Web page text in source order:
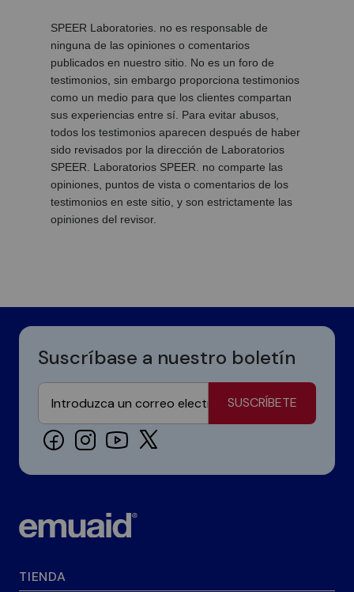
SPEER Laboratories. no es responsable de
ninguna de las opiniones o comentarios
publicados en nuestro sitio. No es un foro de
testimonios, sin embargo proporciona testimonios
como un medio para que los clientes compartan
sus experiencias entre sí. Para evitar abusos,
todos los testimonios aparecen después de haber
sido revisados por la dirección de Laboratorios
SPEER. Laboratorios SPEER. no comparte las
opiniones, puntos de vista o comentarios de los
testimonios en este sitio, y son estrictamente las
opiniones del revisor.
Suscríbase a nuestro boletín
SUSCRÍBETE
TIENDA